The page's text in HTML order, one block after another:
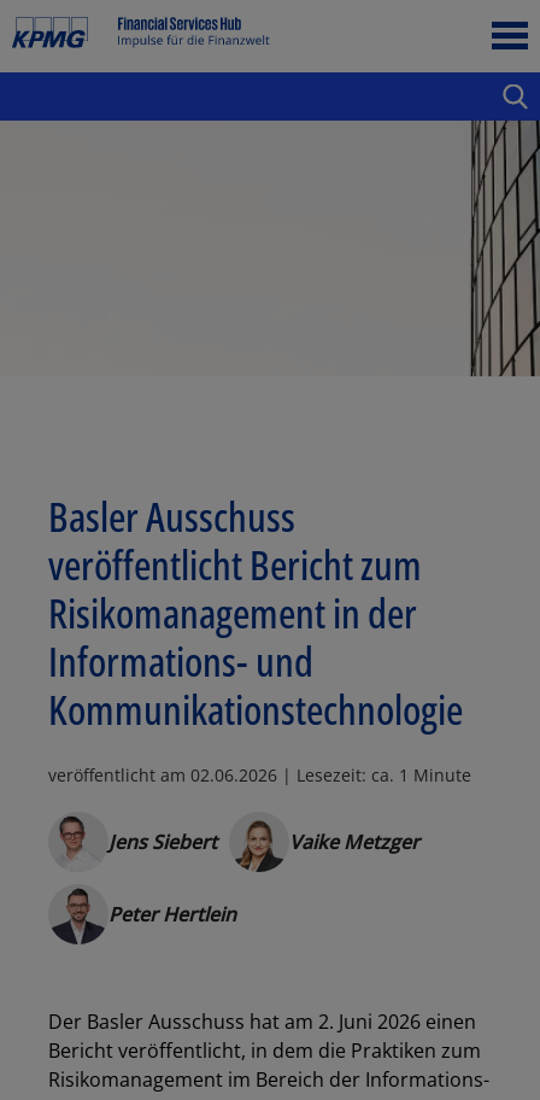
Basler Ausschuss
veröffentlicht Bericht zum
Risikomanagement in der
Informations- und
Kommunikationstechnologie
veröffentlicht am 02.06.2026 | Lesezeit: ca. 1 Minute
Jens Siebert Vaike Metzger
Peter Hertlein
Der Basler Ausschuss hat am 2. Juni 2026 einen
Bericht veröffentlicht, in dem die Praktiken zum
Risikomanagement im Bereich der Informations-